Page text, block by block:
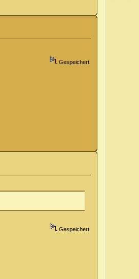
Gespeichert
Gespeichert